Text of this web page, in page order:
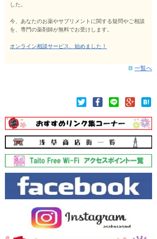
した。
今、あなたのお薬やサプリメントに関する疑問やご相談
を、専門の薬剤師が無料でお受けします。
オンライン相談サービス、始めました！
一覧へ